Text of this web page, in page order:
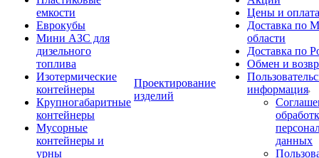
емкости
Еврокубы
Мини АЗС для
дизельного
топлива
Изотермические
контейнеры
Крупногабаритные
контейнеры
Мусорные
контейнеры и
урны
Проектирование
изделий
Цены и оплата
Доставка по
области
Доставка по
Обмен и
информация
данных